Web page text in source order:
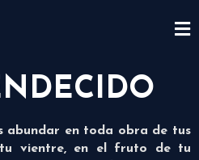
abundar en toda obra de tus
vientre, en el fruto de tu